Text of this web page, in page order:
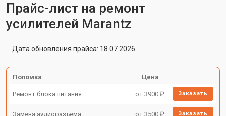
Прайс-лист на ремонт
усилителей Marantz
Дата обновления прайса: 18.07.2026
Поломка Цена
Ремонт блока питания от 3900 ₽ Заказать
Замена аудиоразъема от 3500 ₽ Заказать